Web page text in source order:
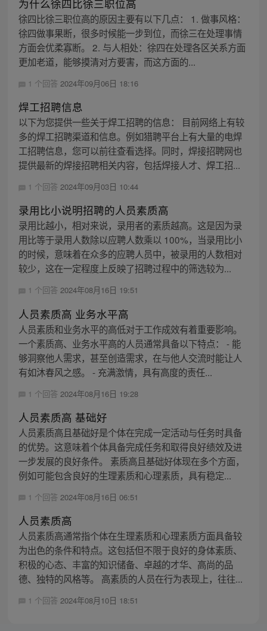
为什么徐四比徐三职位高
徐四比徐三职位高的原因主要有以下几点： 1. 做事风格：
徐四做事果断，很多时候能一步到位，而徐三在处理事情
方面会优柔寡断。 2. 与人相处：徐四在处理各区关系方面
更加老道，能够摸清对方要害，而这方面的...
1 个回答 2024年09月06日 18:16
焊工招聘信息
以下为您提供一些关于焊工招聘的信息： 目前网络上有较
多的焊工招聘渠道和信息。例如猎聘平台上有大量的电焊
工招聘信息，您可以前往查看选择。同时，焊接招聘网也
提供最新的焊接招聘相关内容，包括焊接人才、焊工招...
1 个回答 2024年09月03日 10:44
录用比小说明招聘的人员素质高
录用比越小，相对来说，录用者的素质越高。这是因为录
用比等于录用人数除以应聘人数乘以 100%，当录用比小
的时候，意味着在众多的应聘人员中，被录用的人数相对
较少，这在一定程度上反映了招聘过程中的筛选较为...
1 个回答 2024年08月16日 19:51
人员素质高 业务水平高
人员素质和业务水平的高低对于工作成效有着重要影响。
一个素质高、业务水平高的人员通常具备以下特点： - 能
够洞察他人需求，甚至创造需求，在与他人交流时能让人
有如沐春风之感。 - 充满激情，具有高度的责任...
1 个回答 2024年08月16日 19:28
人员素质高 基础好
人员素质高且基础好是个体在完成一定活动与任务时具备
的优势。这意味着个体具备完成任务和取得良好绩效及进
一步发展的良好条件。 素质高且基础好体现在多个方面，
例如可能包含良好的生理素质和心理素质，具有稳定...
1 个回答 2024年08月16日 06:51
人员素质高
人员素质高通常指个体在生理素质和心理素质方面具备较
为出色的条件和特点。这包括但不限于良好的身体素质、
积极的心态、丰富的知识储备、卓越的才华、高尚的品
德、独特的风格等。 高素质的人员在行为表现上，往往...
1 个回答 2024年08月10日 18:51